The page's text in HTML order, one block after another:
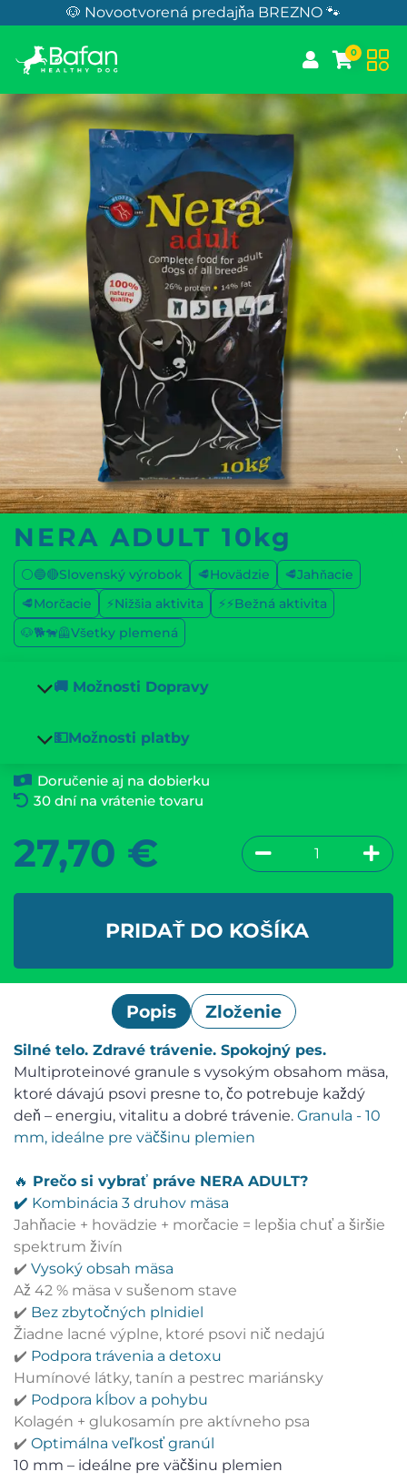
Skip to Content🐶 Novootvorená predajňa BREZNO 🐾
0
NERA ADULT 10kg
⚪🔵🔴Slovenský výrobok 🥩Hovädzie
🥩Jahňacie
🥩Morčacie
⚡Nižšia aktivita
⚡⚡Bežná aktivita
🐶🐕🐕‍🦺Všetky plemená
🚚 Možnosti Dopravy
💵Možnosti platby
Doručenie aj na dobierku
30 dní na vrátenie tovaru
27,70 €
PRIDAŤ DO KOŠÍKA
Popis Zloženie
Silné telo. Zdravé trávenie. Spokojný pes.
Multiproteinové granule s vysokým obsahom mäsa,
ktoré dávajú psovi presne to, čo potrebuje každý
deň – energiu, vitalitu a dobré trávenie. Granula - 10
mm, ideálne pre väčšinu plemien
🔥 Prečo si vybrať práve NERA ADULT?
✔️ Kombinácia 3 druhov mäsa
Jahňacie + hovädzie + morčacie = lepšia chuť a širšie
spektrum živín
✔️ Vysoký obsah mäsa
Až 42 % mäsa v sušenom stave
✔️ Bez zbytočných plnidiel
Žiadne lacné výplne, ktoré psovi nič nedajú
✔️ Podpora trávenia a detoxu
Humínové látky, tanín a pestrec mariánsky
✔️ Podpora kĺbov a pohybu
Kolagén + glukosamín pre aktívneho psa
✔️ Optimálna veľkosť granúl
10 mm – ideálne pre väčšinu plemien